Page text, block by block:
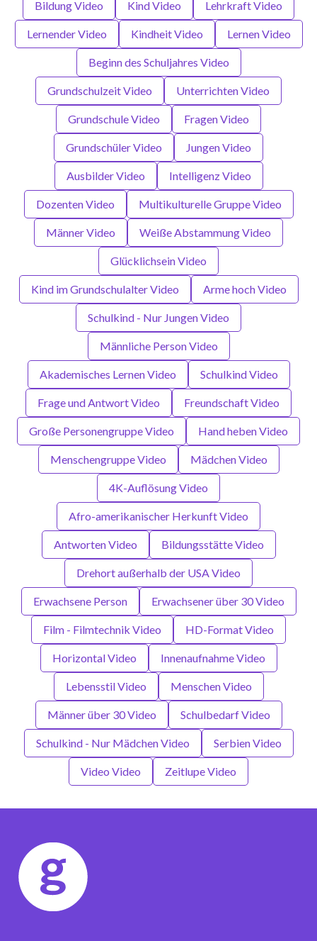
Bildung Video Kind Video Lehrkraft Video
Lernender Video Kindheit Video Lernen Video
Beginn des Schuljahres Video
Grundschulzeit Video Unterrichten Video
Grundschule Video Fragen Video
Grundschüler Video Jungen Video
Ausbilder Video Intelligenz Video
Dozenten Video Multikulturelle Gruppe Video
Männer Video Weiße Abstammung Video
Glücklichsein Video
Kind im Grundschulalter Video Arme hoch Video
Schulkind - Nur Jungen Video
Männliche Person Video
Akademisches Lernen Video Schulkind Video
Frage und Antwort Video Freundschaft Video
Große Personengruppe Video Hand heben Video
Menschengruppe Video Mädchen Video
4K-Auflösung Video
Afro-amerikanischer Herkunft Video
Antworten Video Bildungsstätte Video
Drehort außerhalb der USA Video
Erwachsene Person Erwachsener über 30 Video
Film - Filmtechnik Video HD-Format Video
Horizontal Video Innenaufnahme Video
Lebensstil Video Menschen Video
Männer über 30 Video Schulbedarf Video
Schulkind - Nur Mädchen Video Serbien Video
Video Video Zeitlupe Video